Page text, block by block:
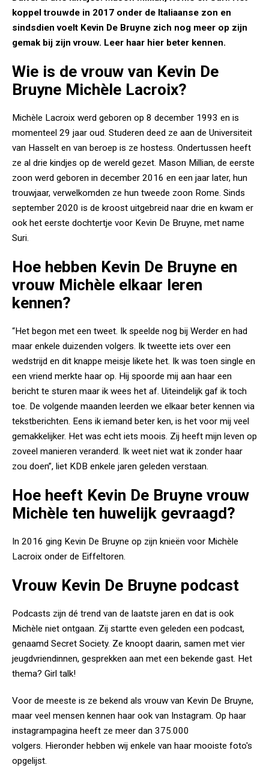
koppel trouwde in 2017 onder de Italiaanse zon en
sindsdien voelt Kevin De Bruyne zich nog meer op zijn
gemak bij zijn vrouw. Leer haar hier beter kennen.
Wie is de vrouw van Kevin De
Bruyne Michèle Lacroix?
Michèle Lacroix werd geboren op 8 december 1993 en is
momenteel 29 jaar oud. Studeren deed ze aan de Universiteit
van Hasselt en van beroep is ze hostess. Ondertussen heeft
ze al drie kindjes op de wereld gezet. Mason Millian, de eerste
zoon werd geboren in december 2016 en een jaar later, hun
trouwjaar, verwelkomden ze hun tweede zoon Rome. Sinds
september 2020 is de kroost uitgebreid naar drie en kwam er
ook het eerste dochtertje voor Kevin De Bruyne, met name
Suri.
Hoe hebben Kevin De Bruyne en
vrouw Michèle elkaar leren
kennen?
“Het begon met een tweet. Ik speelde nog bij Werder en had
maar enkele duizenden volgers. Ik tweette iets over een
wedstrijd en dit knappe meisje likete het. Ik was toen single en
een vriend merkte haar op. Hij spoorde mij aan haar een
bericht te sturen maar ik wees het af. Uiteindelijk gaf ik toch
toe. De volgende maanden leerden we elkaar beter kennen via
tekstberichten. Eens ik iemand beter ken, is het voor mij veel
gemakkelijker. Het was echt iets moois. Zij heeft mijn leven op
zoveel manieren veranderd. Ik weet niet wat ik zonder haar
zou doen”, liet KDB enkele jaren geleden verstaan.
Hoe heeft Kevin De Bruyne vrouw
Michèle ten huwelijk gevraagd?
In 2016 ging Kevin De Bruyne op zijn knieën voor Michèle
Lacroix onder de Eiffeltoren.
Vrouw Kevin De Bruyne podcast
Podcasts zijn dé trend van de laatste jaren en dat is ook
Michèle niet ontgaan. Zij startte even geleden een podcast,
genaamd Secret Society. Ze knoopt daarin, samen met vier
jeugdvriendinnen, gesprekken aan met een bekende gast. Het
thema? Girl talk!
Voor de meeste is ze bekend als vrouw van Kevin De Bruyne,
maar veel mensen kennen haar ook van Instagram. Op haar
instagrampagina heeft ze meer dan 375.000
volgers. Hieronder hebben wij enkele van haar mooiste foto's
opgelijst.